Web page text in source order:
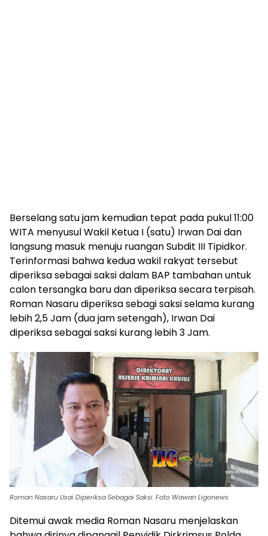
Berselang satu jam kemudian tepat pada pukul 11:00
WITA menyusul Wakil Ketua I (satu) Irwan Dai dan
langsung masuk menuju ruangan Subdit III Tipidkor.
Terinformasi bahwa kedua wakil rakyat tersebut
diperiksa sebagai saksi dalam BAP tambahan untuk
calon tersangka baru dan diperiksa secara terpisah.
Roman Nasaru diperiksa sebagi saksi selama kurang
lebih 2,5 Jam (dua jam setengah), Irwan Dai
diperiksa sebagai saksi kurang lebih 3 Jam.
Roman Nasaru Usai Diperiksa Sebagai Saksi. Foto Wawan Ligonews.
Ditemui awak media Roman Nasaru menjelaskan